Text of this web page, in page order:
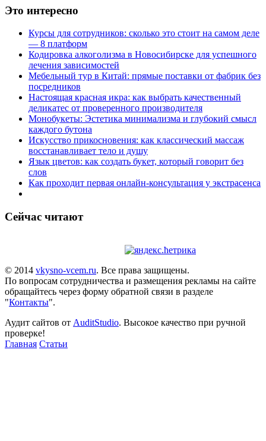
Это интересно
Курсы для сотрудников: сколько это стоит на самом деле
— 8 платформ
Кодировка алкоголизма в Новосибирске для успешного
лечения зависимостей
Мебельный тур в Китай: прямые поставки от фабрик без
посредников
Настоящая красная икра: как выбрать качественный
деликатес от проверенного производителя
Монобукеты: Эстетика минимализма и глубокий смысл
каждого бутона
Искусство прикосновения: как классический массаж
восстанавливает тело и душу
Язык цветов: как создать букет, который говорит без
слов
Как проходит первая онлайн-консультация у экстрасенса
Сейчас читают
© 2014 vkysno-vcem.ru. Все права защищены.
По вопросам сотрудничества и размещения рекламы на сайте
обращайтесь через форму обратной связи в разделе
"Контакты".
Аудит сайтов от AuditStudio. Высокое качество при ручной
проверке!
Главная Статьи